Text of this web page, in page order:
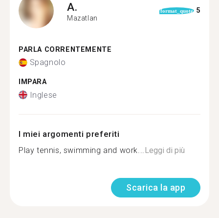
A.
Mazatlan
format_quote 5
PARLA CORRENTEMENTE
Spagnolo
IMPARA
Inglese
I miei argomenti preferiti
Play tennis, swimming and work... Leggi di più
Scarica la app